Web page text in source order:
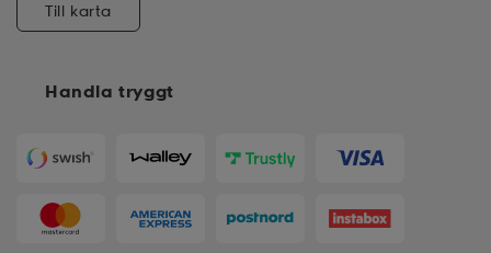
Handla tryggt
Till karta